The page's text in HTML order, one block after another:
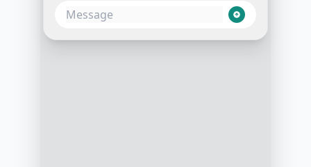
Bonjour, ici Clara de Matera. Vous
aviez réservé un échange avec
notre expert demain à 11h. Est-ce